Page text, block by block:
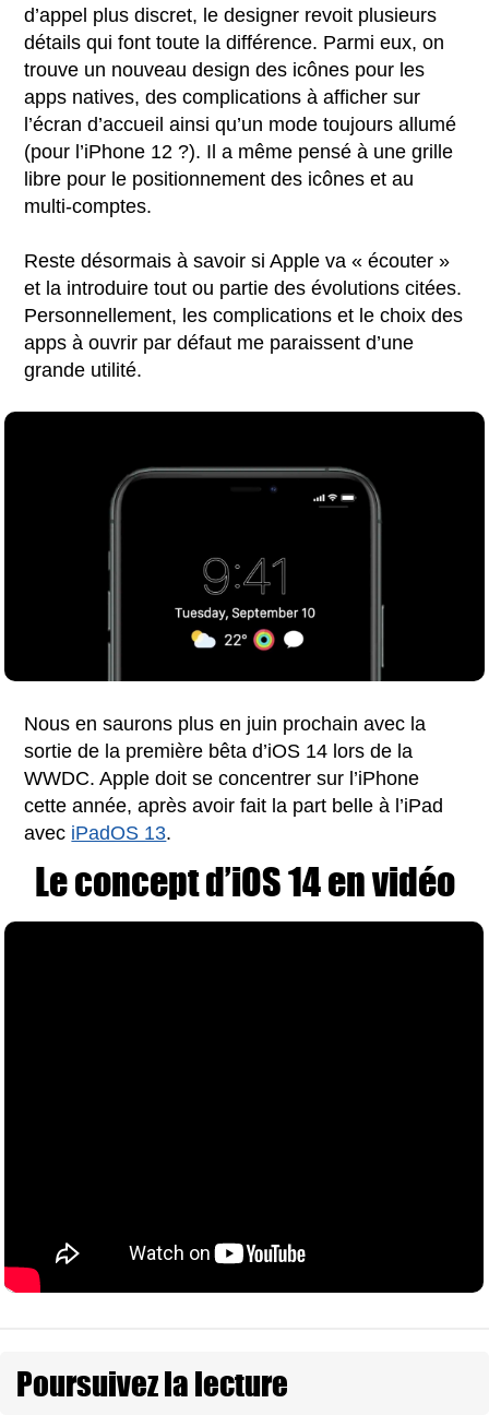
d’appel plus discret, le designer revoit plusieurs
détails qui font toute la différence. Parmi eux, on
trouve un nouveau design des icônes pour les
apps natives, des complications à afficher sur
l’écran d’accueil ainsi qu’un mode toujours allumé
(pour l’iPhone 12 ?). Il a même pensé à une grille
libre pour le positionnement des icônes et au
multi-comptes.
Reste désormais à savoir si Apple va « écouter »
et la introduire tout ou partie des évolutions citées.
Personnellement, les complications et le choix des
apps à ouvrir par défaut me paraissent d’une
grande utilité.
Nous en saurons plus en juin prochain avec la
sortie de la première bêta d’iOS 14 lors de la
WWDC. Apple doit se concentrer sur l’iPhone
cette année, après avoir fait la part belle à l’iPad
avec iPadOS 13.
Le concept d’iOS 14 en vidéo
Poursuivez la lecture